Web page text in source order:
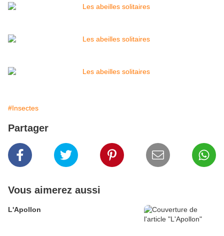
#Insectes
Partager
Vous aimerez aussi
L'Apollon